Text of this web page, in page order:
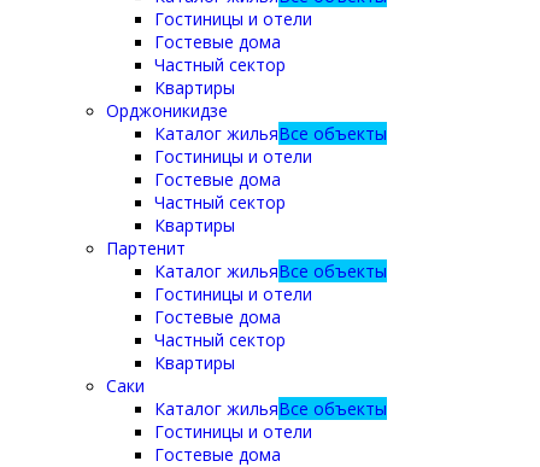
Гостиницы и отели
Гостевые дома
Частный сектор
Квартиры
Орджоникидзе
Каталог жильяВсе объекты
Гостиницы и отели
Гостевые дома
Частный сектор
Квартиры
Партенит
Каталог жильяВсе объекты
Гостиницы и отели
Гостевые дома
Частный сектор
Квартиры
Саки
Каталог жильяВсе объекты
Гостиницы и отели
Гостевые дома